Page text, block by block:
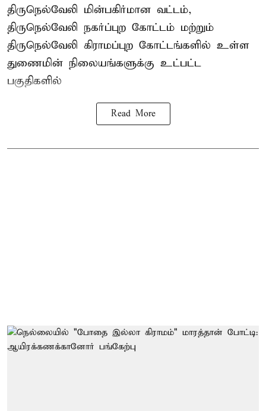
திருநெல்வேலி மின்பகிர்மான வட்டம்,
திருநெல்வேலி நகர்ப்புற கோட்டம் மற்றும்
திருநெல்வேலி கிராமப்புற கோட்டங்களில் உள்ள
துணைமின் நிலையங்களுக்கு உட்பட்ட
பகுதிகளில்
Read More